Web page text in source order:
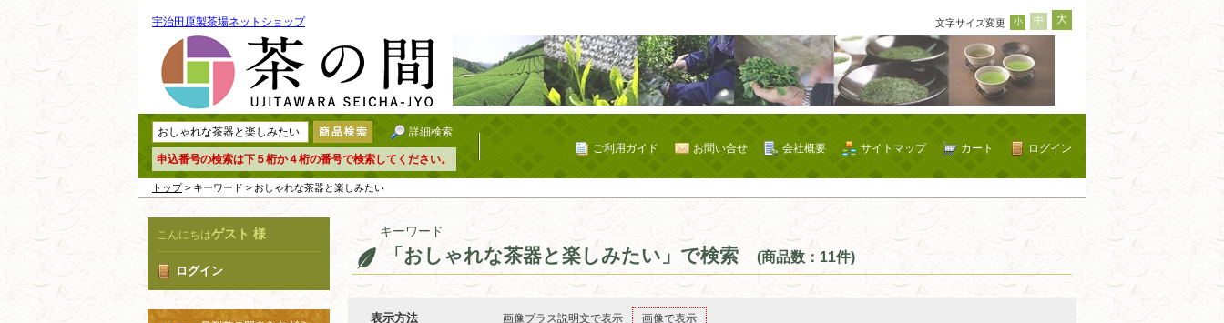
宇治田原製茶場ネットショップ 文字サイズ変更 小 中 大
詳細検索
申込番号の検索は下５桁か４桁の番号で検索してください。
ログイン
カート
サイトマップ
会社概要
お問い合せ
ご利用ガイド
トップ> キーワード > おしゃれな茶器と楽しみたい
こんにちはゲスト 様
ログイン
キーワード
「おしゃれな茶器と楽しみたい」で検索 (商品数：11件)
表示方法 画像プラス説明文で表示 画像で表示